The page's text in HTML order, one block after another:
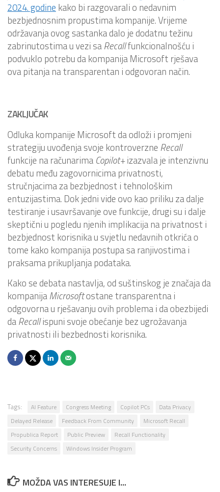
2024. godine kako bi razgovarali o nedavnim
bezbjednosnim propustima kompanije. Vrijeme
održavanja ovog sastanka dalo je dodatnu težinu
zabrinutostima u vezi saRecallfunkcionalnošću i
podvuklo potrebu da kompanija Microsoft rješava
ova pitanja na transparentan i odgovoran način.
ZAKLJUČAK
Odluka kompanije Microsoft da odloži i promjeni
strategiju uvođenja svoje kontroverzne Recall
funkcije na računarima Copilot+izazvala je intenzivnu
debatu među zagovornicima privatnosti,
stručnjacima za bezbjednost i tehnološkim
entuzijastima. Dok jedni vide ovo kao priliku za dalje
testiranje i usavršavanje ove funkcije, drugi su i dalje
skeptični u pogledu njenih implikacija na privatnost i
bezbjednost korisnika u svjetlu nedavnih otkrića o
tome kako kompanija postupa sa ranjivostima i
praksama prikupljanja podataka.
Kako se debata nastavlja, od suštinskog je značaja da
kompanijaMicrosoftostane transparentna i
odgovorna u rješavanju ovih problema i da obezbijedi
daRecallispuni svoje obećanje bez ugrožavanja
privatnosti ili bezbednosti korisnika.
Tags: AI Feature Congress Meeting Copilot PCs
Data Privacy
Delayed Release
Feedback From Community
Microsoft Recall
Propublica Report
Public Preview
Recall Functionality
Security Concerns
Windows Insider Program
MOŽDA VAS INTERESUJE I...